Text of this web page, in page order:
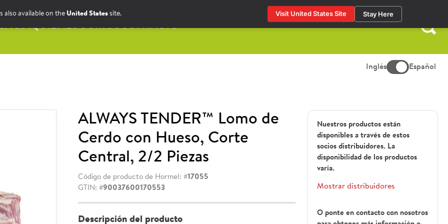
also available on the United Statessite. Visit United States Site Stay Here
QUIÉNES SOMOSCONTACTO
Buscar:
Inglés Español
ALWAYS TENDER™ Lomo de
Cerdo con Hueso, Corte
Central, 2/2 Piezas
Código de producto de Hormel: #17055
GTIN: #90037600170553
Descripción del producto
Nuestros productos están
disponibles a través de estos
socios distribuidores. La
disponibilidad de los productos
varía.
Mostrar distribuidores
O ponte en contacto con nosotros